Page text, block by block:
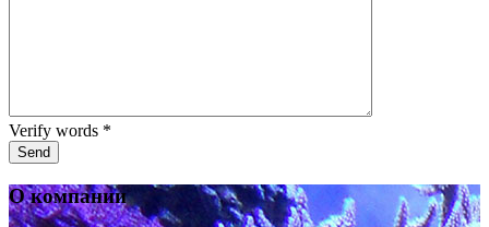
Verify words *
О компании